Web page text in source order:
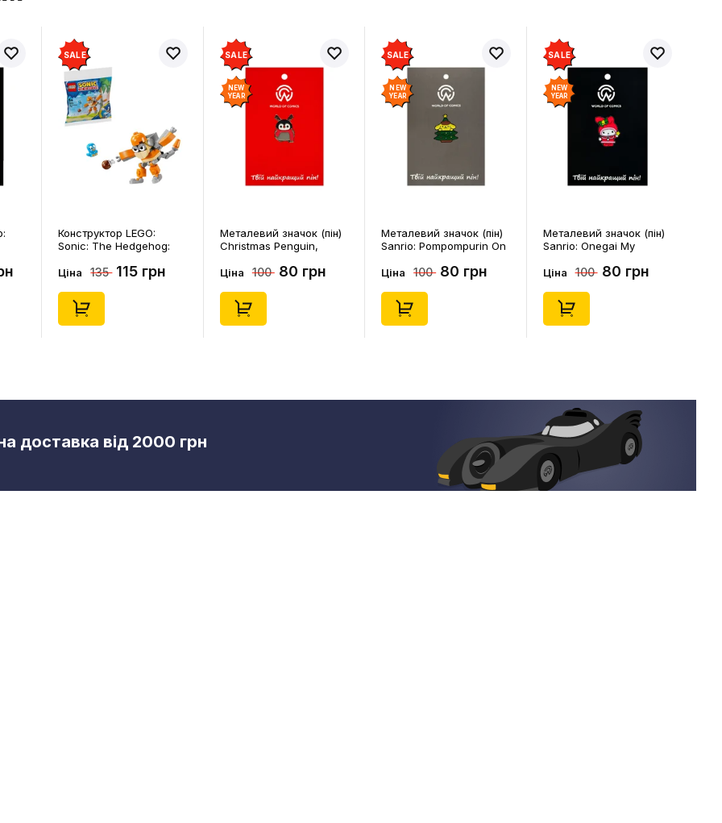
SALE
Конструктор LEGO:
Sonic: The Hedgehog:
Kiki and Flicky, (30676)
Ціна 135 115 грн
SALE
NEW
YEAR
Металевий значок (пін)
Christmas Penguin,
Ціна 100 80 грн
SALE
NEW
YEAR
Металевий значок (пін)
Sanrio: Pompompurin On
Ціна 100 80 грн
SALE
NEW
YEAR
Металевий значок (пін)
Sanrio: Onegai My
Melody, (14543)
Ціна 100 80 грн
доставка від 2000 грн